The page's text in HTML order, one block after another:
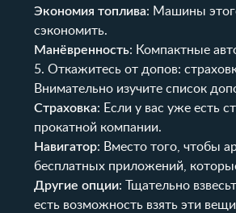
Экономия топлива: Машины
сэкономить.
Манёвренность: Компактные
5. Откажитесь от допов:
Внимательно изучите список
Страховка: Если у вас уже есть
прокатной компании.
Навигатор: Вместо того, чтобы
бесплатных приложений,
Другие опции: Тщательно
есть возможность взять эти